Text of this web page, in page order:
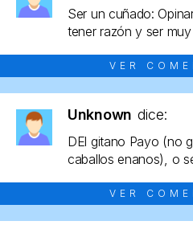
Ser un cuñado:
tener razón y ser
VER
Unknown dice:
DEl gitano Payo (no
caballos enanos), o
VER